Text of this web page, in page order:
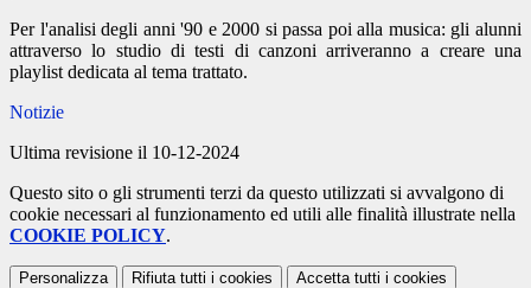
Per l'analisi degli anni '90 e 2000 si passa poi alla musica: gli alunni
attraverso lo studio di testi di canzoni arriveranno a creare una
playlist dedicata al tema trattato.
Notizie
Ultima revisione il 10-12-2024
Questo sito o gli strumenti terzi da questo utilizzati si avvalgono di
cookie necessari al funzionamento ed utili alle finalità illustrate nella
COOKIE POLICY.
Personalizza Rifiuta tutti i cookies Accetta tutti i cookies